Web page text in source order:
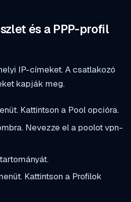
és a PPP-profil
IP-címeket. A csatlakozó
kapják meg.
Kattintson a Pool opcióra.
Nevezze el a poolot vpn-
Kattintson a Profilok